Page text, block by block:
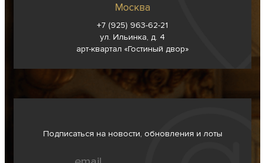
Москва
+7 (925) 963-62-21
ул. Ильинка, д. 4
арт-квартал «Гостиный двор»
Подписаться на новости, обновления и лоты